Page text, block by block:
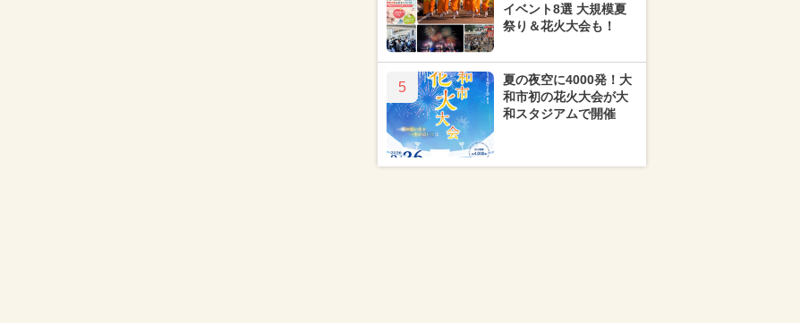
イベント8選 大規模夏
祭り＆花火大会も！
5
夏の夜空に4000発！大
和市初の花火大会が大
和スタジアムで開催